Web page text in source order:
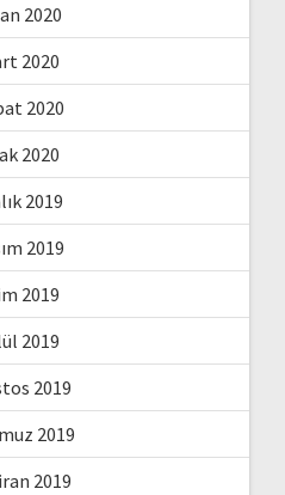
2020
2020
2020
2020
2019
2019
2019
2019
2019
2019
2019